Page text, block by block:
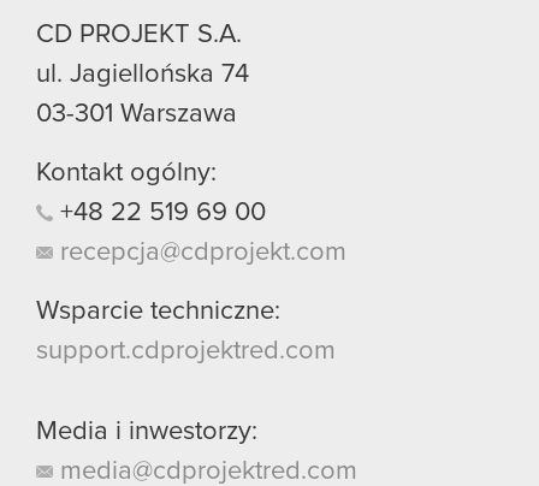
CD PROJEKT S.A.
ul. Jagiellońska 74
03-301 Warszawa
Kontakt ogólny:
+48 22 519 69 00
recepcja@cdprojekt.com
Wsparcie techniczne:
support.cdprojektred.com
Media i inwestorzy:
media@cdprojektred.com